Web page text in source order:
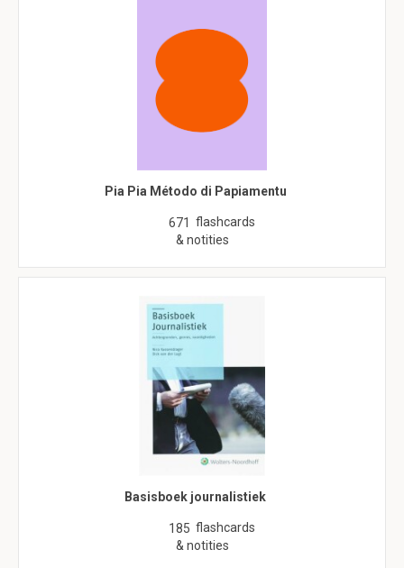
Pia Pia Método di Papiamentu
671 flashcards
& notities
Basisboek journalistiek
185 flashcards
& notities